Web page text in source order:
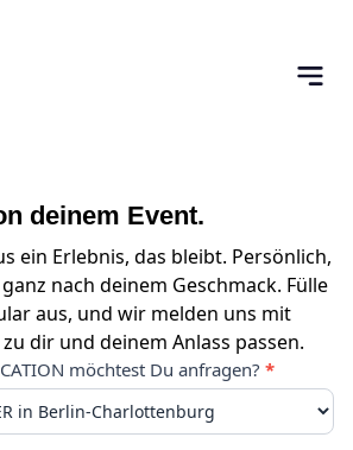
deinem Event.
ein Erlebnis, das bleibt. Persönlich,
nach deinem Geschmack. Fülle
aus, und wir melden uns mit
dir und deinem Anlass passen.
möchtest Du anfragen? *